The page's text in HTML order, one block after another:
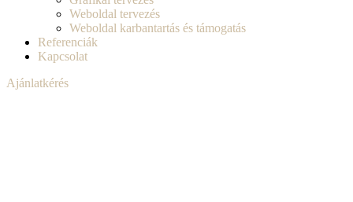
Weboldal tervezés
Weboldal karbantartás és támogatás
Referenciák
Kapcsolat
Ajánlatkérés